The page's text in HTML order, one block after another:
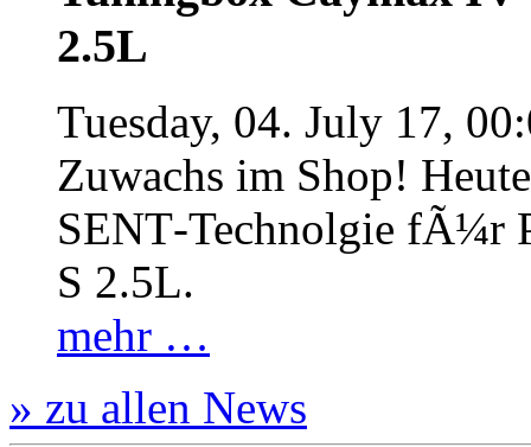
2.5L
Tuesday, 04. July 17,
Zuwachs im Shop!
SENT‐Technolgie fÃ¼r
S 2.5L.
mehr …
» zu allen News